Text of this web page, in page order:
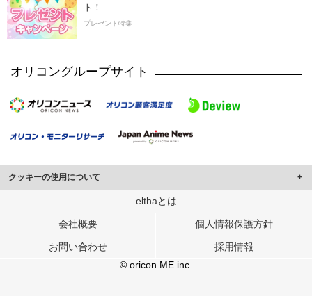
ト！
プレゼント特集
オリコングループサイト
クッキーの使用について
このサイトでは Cookie を使用して、ユーザーに合わせたコンテンツや広告の
行っています。
メディアや広告配信、データ解析の各パートナーに提供しています。
各パートナーは、この情報とユーザーが各パートナーに提供した他の情報や、
ユーザーが各パートナーのサービスを使用したときに収集した他の情報を組み
elthaとは
会社概要 個人情報保護方針
お問い合わせ
採用情報
© oricon ME inc.